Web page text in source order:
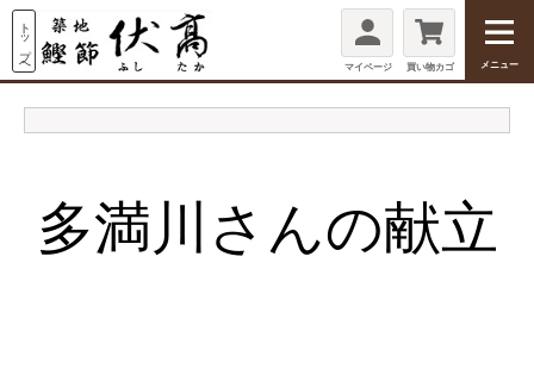
マイページ 買い物カゴ メニュー
多満川さんの献立